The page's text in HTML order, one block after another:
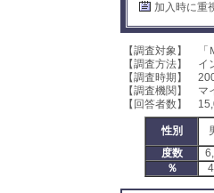
加入時に重
【調査対象】 「
【調査方法】 イ
【調査時期】
【調査機関】 マ
【回答者数】
性別
度数
％